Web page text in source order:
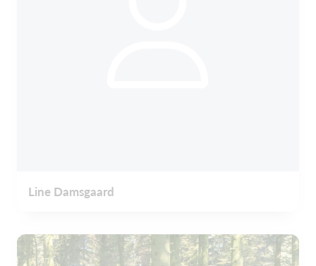
Line Damsgaard